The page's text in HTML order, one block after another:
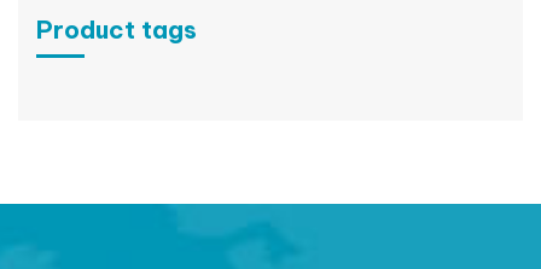
Product tags